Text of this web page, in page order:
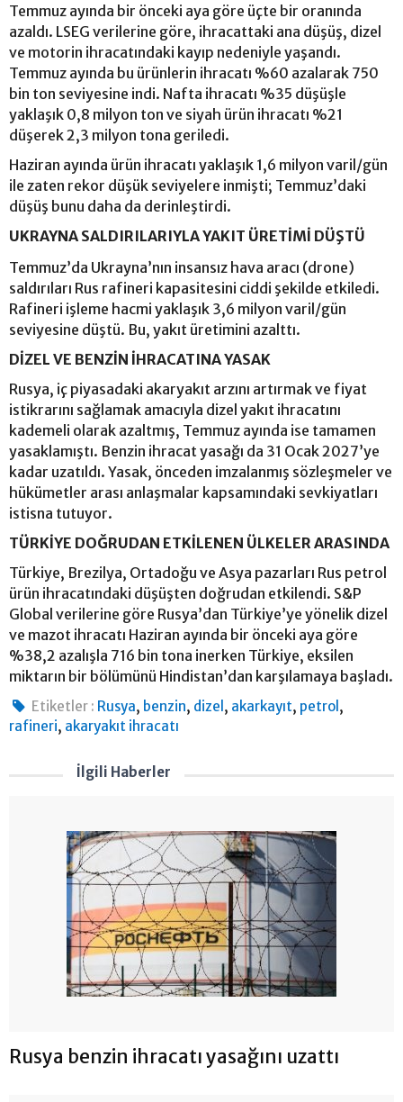
Temmuz ayında bir önceki aya göre üçte bir oranında
azaldı. LSEG verilerine göre, ihracattaki ana düşüş, dizel
ve motorin ihracatındaki kayıp nedeniyle yaşandı.
Temmuz ayında bu ürünlerin ihracatı %60 azalarak 750
bin ton seviyesine indi. Nafta ihracatı %35 düşüşle
yaklaşık 0,8 milyon ton ve siyah ürün ihracatı %21
düşerek 2,3 milyon tona geriledi.
Haziran ayında ürün ihracatı yaklaşık 1,6 milyon varil/gün
ile zaten rekor düşük seviyelere inmişti; Temmuz’daki
düşüş bunu daha da derinleştirdi.
UKRAYNA SALDIRILARIYLA YAKIT ÜRETİMİ DÜŞTÜ
Temmuz’da Ukrayna’nın insansız hava aracı (drone)
saldırıları Rus rafineri kapasitesini ciddi şekilde etkiledi.
Rafineri işleme hacmi yaklaşık 3,6 milyon varil/gün
seviyesine düştü. Bu, yakıt üretimini azalttı.
DİZEL VE BENZİN İHRACATINA YASAK
Rusya, iç piyasadaki akaryakıt arzını artırmak ve fiyat
istikrarını sağlamak amacıyla dizel yakıt ihracatını
kademeli olarak azaltmış, Temmuz ayında ise tamamen
yasaklamıştı. Benzin ihracat yasağı da 31 Ocak 2027’ye
kadar uzatıldı. Yasak, önceden imzalanmış sözleşmeler ve
hükümetler arası anlaşmalar kapsamındaki sevkiyatları
istisna tutuyor.
TÜRKİYE DOĞRUDAN ETKİLENEN ÜLKELER ARASINDA
Türkiye, Brezilya, Ortadoğu ve Asya pazarları Rus petrol
ürün ihracatındaki düşüşten doğrudan etkilendi. S&P
Global verilerine göre Rusya’dan Türkiye’ye yönelik dizel
ve mazot ihracatı Haziran ayında bir önceki aya göre
%38,2 azalışla 716 bin tona inerken Türkiye, eksilen
miktarın bir bölümünü Hindistan’dan karşılamaya başladı.
Etiketler : Rusya, benzin, dizel , akarkayıt, petrol ,
rafineri, akaryakıt ihracatı
İlgili Haberler
Rusya benzin ihracatı yasağını uzattı